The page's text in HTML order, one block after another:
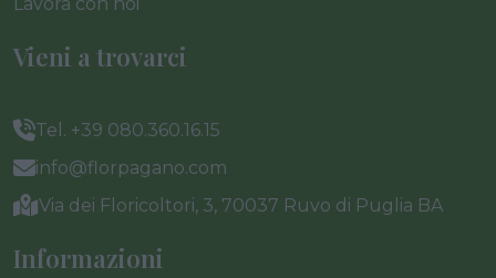
Vieni a trovarci
Tel. +39 080.360.16.15
info@florpagano.com
Via dei Floricoltori, 3, 70037 Ruvo di Puglia BA
Informazioni